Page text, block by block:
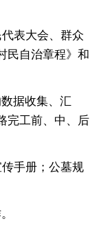
表大会、群众
民自治章程》和
据收集、汇
完工前、中、后
手册；公墓规